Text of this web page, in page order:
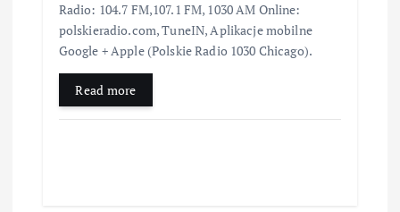
Radio: 104.7 FM,107.1 FM, 1030 AM Online:
polskieradio.com, TuneIN, Aplikacje mobilne
Google + Apple (Polskie Radio 1030 Chicago).
Read more